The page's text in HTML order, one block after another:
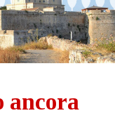
ancora